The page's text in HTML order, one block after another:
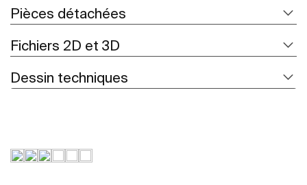
Pièces détachées
Fichiers 2D et 3D
Dessin techniques